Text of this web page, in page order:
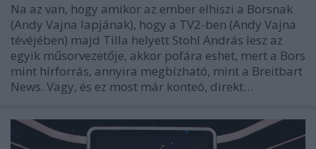
Na az van, hogy amikor az ember elhiszi a Borsnak
(Andy Vajna lapjának), hogy a TV2-ben (Andy Vajna
tévéjében) majd Tilla helyett Stohl András lesz az
egyik műsorvezetője, akkor pofára eshet, mert a Bors
mint hírforrás, annyira megbízható, mint a Breitbart
News. Vagy, és ez most már konteó, direkt…